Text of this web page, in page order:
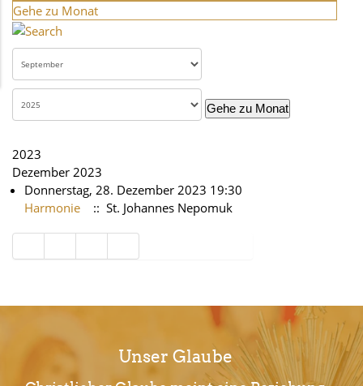
Gehe zu Monat
Gehe zu Monat
2023
Dezember 2023
Donnerstag, 28. Dezember 2023 19:30
Harmonie
:: St. Johannes Nepomuk
Limite der Paginierungsliste
Unser Glaube